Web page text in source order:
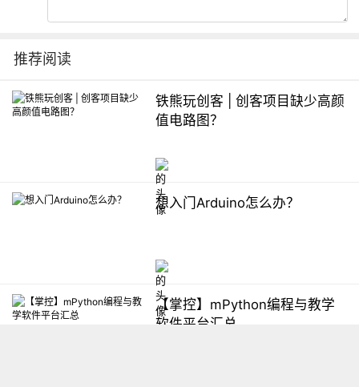
推荐阅读
铁熊玩创客 | 创客项目缺少高颜
值电路图？
想入门Arduino怎么办？
【掌控】mPython编程与教学
软件平台汇总